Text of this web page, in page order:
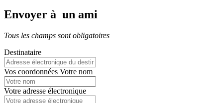
Envoyer à un ami
Tous les champs sont obligatoires
Destinataire
Vos coordonnées Votre nom
Votre adresse électronique